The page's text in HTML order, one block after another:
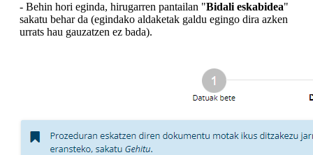
- Behin hori eginda, hirugarren pantailan "Bidali eskabidea"
sakatu behar da (egindako aldaketak galdu egingo dira azken
urrats hau gauzatzen ez bada).